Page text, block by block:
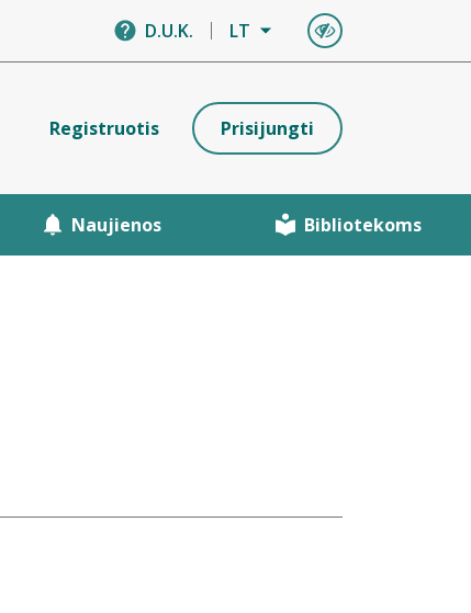
D.U.K. LT
Registruotis Prisijungti
Naujienos Bibliotekoms